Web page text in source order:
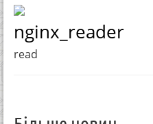
nginx_reader
read